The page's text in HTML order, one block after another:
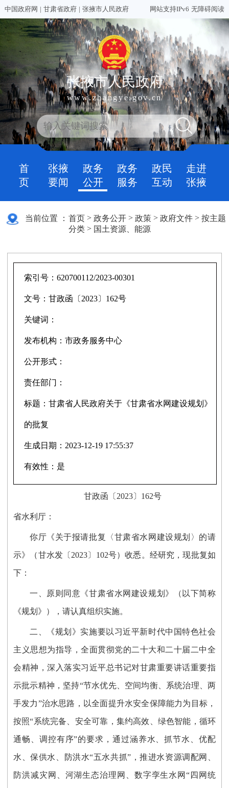
中国政府网 | 甘肃省政府 | 张掖市人民政府 网站支持IPv6 无障碍阅读
张掖市人民政府
www.zhangye.gov.cn
首
页
张掖
要闻
政务
公开
政务
服务
政民
互动
走进
张掖
当前位置 ： 首页 >政务公开 >政策 >政府文件 >按主题
分类 > 国土资源、能源
索引号：620700112/2023-00301
文号：甘政函〔2023〕162号
关键词：
发布机构：市政务服务中心
公开形式：
责任部门：
标题：甘肃省人民政府关于《甘肃省水网建设规划》
的批复
生成日期： 2023-12-19 17:55:37
有效性： 是
甘政函〔2023〕162号
省水利厅：
你厅《关于报请批复〈甘肃省水网建设规划〉的请
示》（甘水发〔2023〕102号）收悉。经研究，现批复如
下：
一、原则同意《甘肃省水网建设规划》（以下简称
《规划》），请认真组织实施。
二、《规划》实施要以习近平新时代中国特色社会
主义思想为指导，全面贯彻党的二十大和二十届二中全
会精神，深入落实习近平总书记对甘肃重要讲话重要指
示批示精神，坚持“节水优先、空间均衡、系统治理、两
手发力”治水思路，以全面提升水安全保障能力为目标，
按照“系统完备、安全可靠，集约高效、绿色智能，循环
通畅、调控有序”的要求，通过涵养水、抓节水、优配
水、保供水、防洪水“五水共抓”，推进水资源调配网、
防洪减灾网、河湖生态治理网、数字孪生水网“四网统